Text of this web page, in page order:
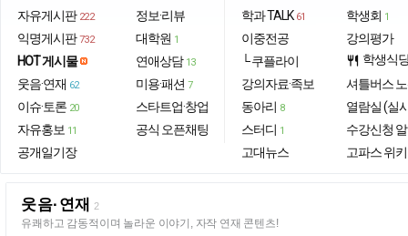
자유게시판 222
익명게시판 732
HOT 게시물
웃음·연재 62
이슈·토론 20
자유홍보 11
공개일기장
정보·리뷰
대학원 1
연애상담 13
미용·패션 7
스타트업·창업
공식 오픈채팅
학과 TALK 61
이중전공
└ 쿠플라이
강의자료·족보
동아리 8
스터디 1
고대뉴스
학생회 1
강의평가
restaurant 학생식
셔틀버스
열람실 (실
수강신청
고파스 위키
웃음·연재 2
유쾌하고 감동적이며 놀라운 이야기, 자작 연재 콘텐츠!